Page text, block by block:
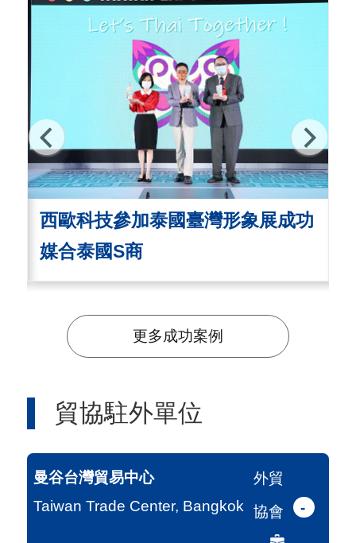
西歐科技參加泰國臺灣形象展成功
媒合泰國S商
更多成功案例
貿協駐外單位
曼谷台灣貿易中心
Taiwan Trade Center, Bangkok
外貿
協會
-